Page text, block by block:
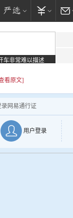
车非常难以描述
看原文]
录网易通行证
用户登录